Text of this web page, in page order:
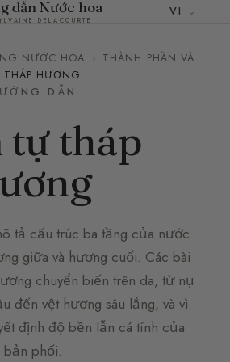
dẫn Nước hoa
DELACOURTE
VI
NƯỚC HOA › THÀNH PHẦN VÀ
THÁP HƯƠNG
DẪN
tự tháp
tả cấu trúc ba tầng của nước
giữa và hương cuối. Các bài
chuyển biến trên da, từ nụ
đến vệt hương sâu lắng, và vì
định độ bền lẫn cá tính của
bản phối.